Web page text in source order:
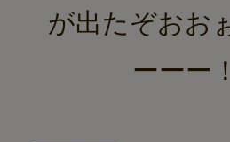
が出たぞおお
ーーー